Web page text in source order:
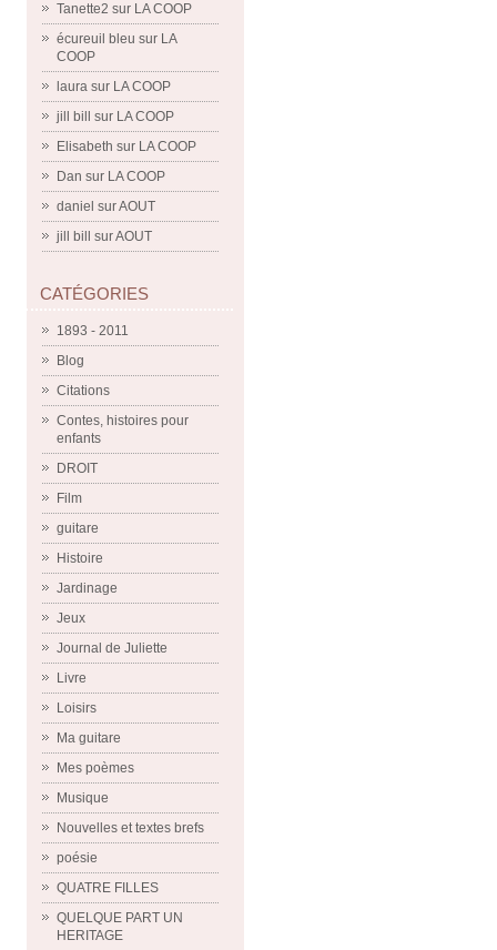
Tanette2 sur LA COOP
écureuil bleu sur LA
COOP
laura sur LA COOP
jill bill
sur LA COOP
Elisabeth sur LA COOP
Dan sur LA COOP
daniel surAOUT
jill bill
surAOUT
CATÉGORIES
1893 - 2011
Blog
Citations
Contes, histoires pour
enfants
DROIT
Film
guitare
Histoire
Jardinage
Jeux
Journal de Juliette
Livre
Loisirs
Ma guitare
Mes poèmes
Musique
Nouvelles et textes brefs
poésie
QUATRE FILLES
QUELQUE PART UN
HERITAGE